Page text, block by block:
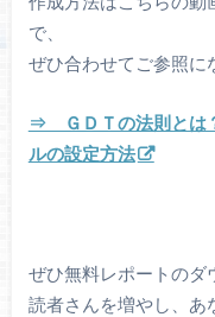
で、
ぜひ合わせてご参照に
⇒ ＧＤＴの法則とは
ルの設定方法
ぜひ無料レポートのダ
読者さんを増やし、あ